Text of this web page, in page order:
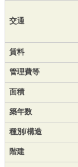
交通
賃料
管理費等
面積
築年数
種別/構造
階建